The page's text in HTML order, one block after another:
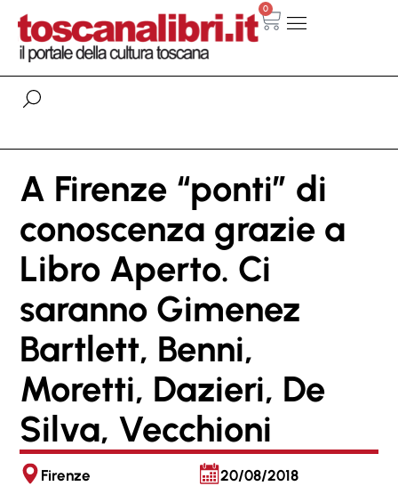
0
A Firenze “ponti” di
conoscenza grazie a
Libro Aperto. Ci
saranno Gimenez
Bartlett, Benni,
Moretti, Dazieri, De
Silva, Vecchioni
Firenze 20/08/2018